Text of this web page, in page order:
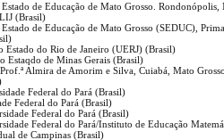
Estado de Educação de Mato Grosso.
(Brasil)
Estado de Educação de Mato Grosso (SEDUC),
Estado do Rio de Janeiro (UERJ) (Brasil)
Estaqdo de Minas Gerais (Brasil)
Prof.ª Almira de Amorim e Silva, Cuiabá, Mato
Federal do Pará (Brasil)
Federal do Pará (Brasil)
Federal do Pará (Brasil)
Federal do Pará/Instituto de Educação
de Campinas (Brasil)